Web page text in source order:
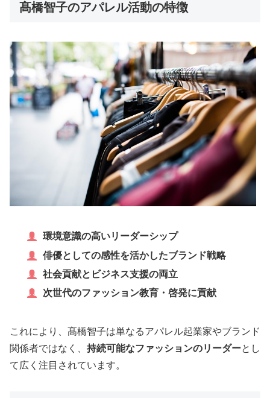
髙橋智子のアパレル活動の特徴
環境意識の高いリーダーシップ
俳優としての感性を活かしたブランド戦略
社会貢献とビジネス支援の両立
次世代のファッション教育・啓発に貢献
これにより、髙橋智子は単なるアパレル起業家やブランド
関係者ではなく、 持続可能なファッションのリーダーとし
て広く注目されています。